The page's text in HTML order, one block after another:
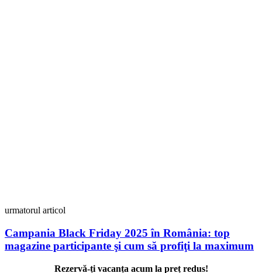
urmatorul articol
Campania Black Friday 2025 în România: top
magazine participante şi cum să profiţi la maximum
Rezervă-ți vacanța acum la preț redus!